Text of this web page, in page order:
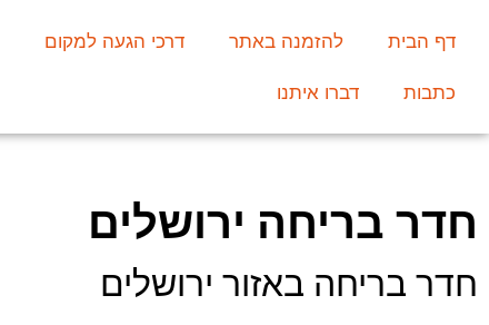
דף הבית להזמנה באתר דרכי הגעה למקום
כתבות דברו איתנו
חדר בריחה ירושלים
חדר בריחה באזור ירושלים